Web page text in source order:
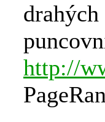
http://